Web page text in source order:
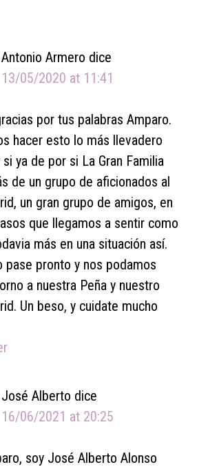
Antonio Armero dice
13/05/2020 at 11:41
por tus palabras Amparo.
hacer esto lo más llevadero
ya de por si La Gran Familia
de un grupo de aficionados al
un gran grupo de amigos, en
que llegamos a sentir como
más en una situación así.
pase pronto y nos podamos
a nuestra Peña y nuestro
Un beso, y cuidate mucho
José Alberto dice
16/06/2021 at 20:25
soy José Alberto Alonso